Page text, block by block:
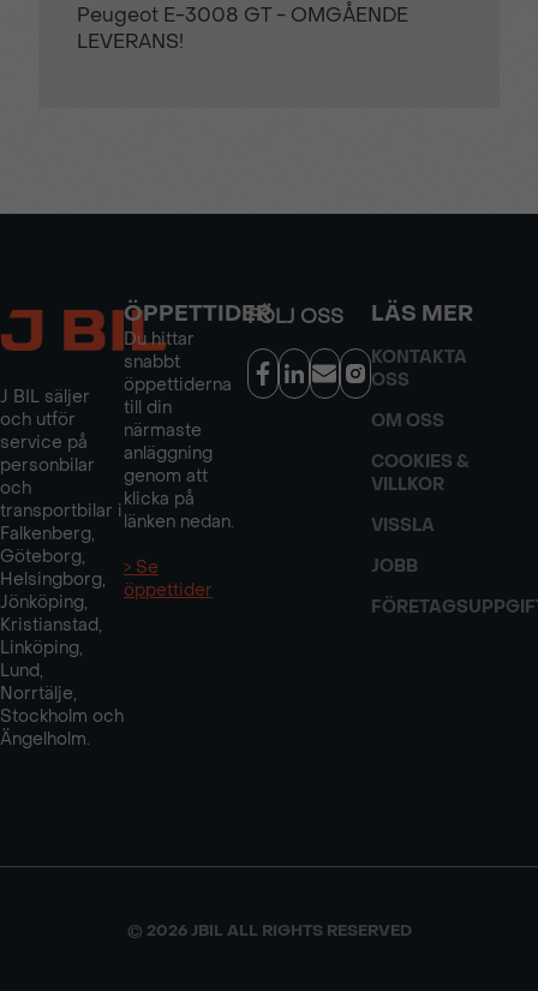
Peugeot E-3008 GT - OMGÅENDE
LEVERANS!
J BIL säljer
och utför
service på
personbilar
och
transportbilar i
Falkenberg,
Göteborg,
Helsingborg,
Jönköping,
Kristianstad,
Linköping,
Lund,
Norrtälje,
Stockholm och
Ängelholm.
ÖPPETTIDER
Du hittar
snabbt
öppettiderna
till din
närmaste
anläggning
genom att
klicka på
länken nedan.
> Se
öppettider
FÖLJ OSS LÄS MER
KONTAKTA
OSS
OM OSS
COOKIES &
VILLKOR
VISSLA
JOBB
© 2026 JBIL ALL RIGHTS RESERVED